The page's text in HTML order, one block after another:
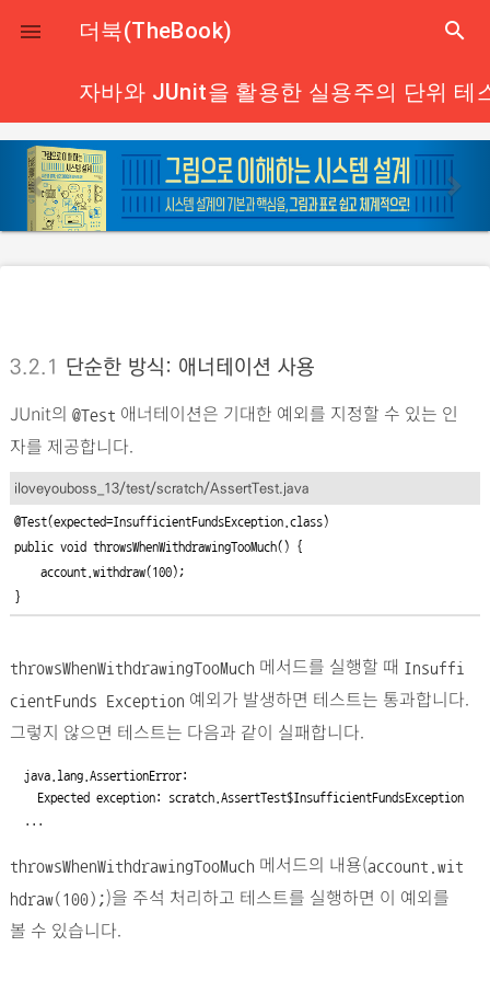
close
 더북(TheBook) search
자바와 JUnit을 활용한 실용주의 단위 테
p
r
e
s
n
e
x
3.2.1 단순한 방식: 애너테이션 사용
JUnit의 @Test 애너테이션은 기대한 예외를 지정할 수 있는 인
자를 제공합니다.
iloveyouboss_13/test/scratch/AssertTest.java
@Test(expected=InsufficientFundsException.class)
public void throwsWhenWithdrawingTooMuch() {
}
throwsWhenWithdrawingTooMuch 메서드를 실행할 때 Insuffi
cientFunds Exception 예외가 발생하면 테스트는 통과합니다.
그렇지 않으면 테스트는 다음과 같이 실패합니다.
java.lang.AssertionError:
throwsWhenWithdrawingTooMuch 메서드의 내용(account.wit
hdraw(100);)을 주석 처리하고 테스트를 실행하면 이 예외를
볼 수 있습니다.